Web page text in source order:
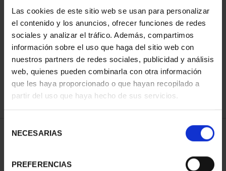
Las cookies de este sitio web se usan para personalizar
el contenido y los anuncios, ofrecer funciones de redes
sociales y analizar el tráfico. Además, compartimos
información sobre el uso que haga del sitio web con
nuestros partners de redes sociales, publicidad y análisis
web, quienes pueden combinarla con otra información
que les haya proporcionado o que hayan recopilado a
partir del uso que haya hecho de sus servicios.
NECESARIAS
PREFERENCIAS
ORDENAR POR:
REFINAR
2 Productos encontrados